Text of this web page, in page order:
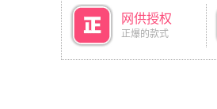
网供授权
正爆的款式